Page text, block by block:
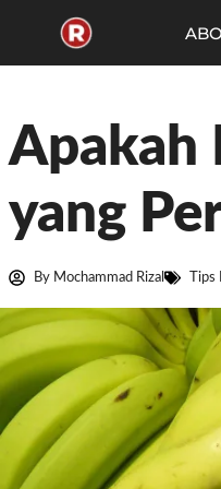
content
Apakah
yang
By Mochammad Rizal